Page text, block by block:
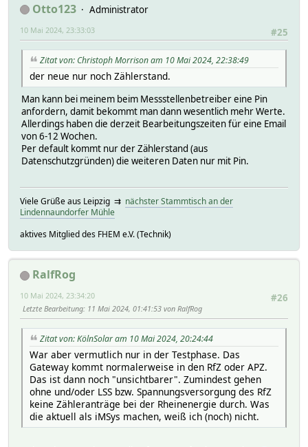
Otto123
Administrator
#25
10 Mai 2024, 23:33:03
Zitat von: Christoph Morrison am 10 Mai 2024, 22:38:49
der neue nur noch Zählerstand.
Man kann bei meinem beim Messstellenbetreiber eine Pin
anfordern, damit bekommt man dann wesentlich mehr Werte.
Allerdings haben die derzeit Bearbeitungszeiten für eine Email
von 6-12 Wochen.
Per default kommt nur der Zählerstand (aus
Datenschutzgründen) die weiteren Daten nur mit Pin.
Viele Grüße aus Leipzig ⇉ nächster Stammtisch an der
Lindennaundorfer Mühle
aktives Mitglied des FHEM e.V. (Technik)
RalfRog
#26
10 Mai 2024, 23:34:20
Letzte Bearbeitung: 11 Mai 2024, 01:41:53 von RalfRog
Zitat von: KölnSolar am 10 Mai 2024, 20:24:44
War aber vermutlich nur in der Testphase. Das
Gateway kommt normalerweise in den RfZ oder APZ.
Das ist dann noch "unsichtbarer". Zumindest gehen
ohne und/oder LSS bzw. Spannungsversorgung des RfZ
keine Zähleranträge bei der Rheinenergie durch. Was
die aktuell als iMSys machen, weiß ich (noch) nicht.